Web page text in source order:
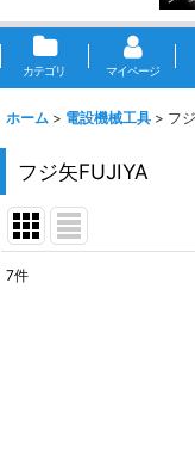
カテゴリ マイページ
ホーム > 電設機械工具 > フ
フジ矢FUJIYA
7件